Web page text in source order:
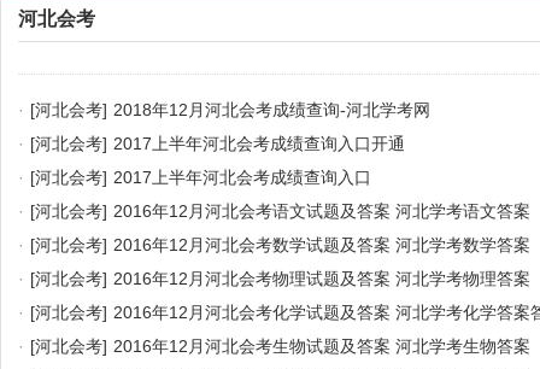
河北会考
· [河北会考] 2018年12月河北会考成绩查询-河北学考网
· [河北会考] 2017上半年河北会考成绩查询入口开通
· [河北会考] 2017上半年河北会考成绩查询入口
· [河北会考] 2016年12月河北会考语文试题及答案 河北学考语文答案
· [河北会考] 2016年12月河北会考数学试题及答案 河北学考数学答案
· [河北会考] 2016年12月河北会考物理试题及答案 河北学考物理答案
· [河北会考] 2016年12月河北会考化学试题及答案 河北学考化学答案
· [河北会考] 2016年12月河北会考生物试题及答案 河北学考生物答案